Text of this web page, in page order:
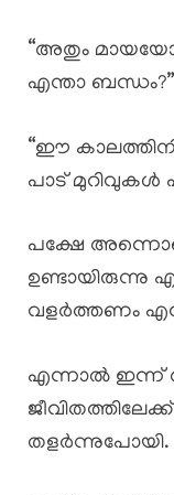
“അതും
എന്താ ബന്ധം?”
“ഈ
പാട് മുറിവുകൾ
പക്ഷേ
ഉണ്ടായിരുന്നു
വളർത്തണം
എന്നാൽ
തളർന്നുപോയി.